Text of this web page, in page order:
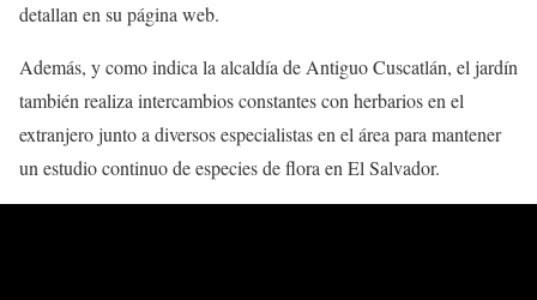
detallan en su página web.
Además, y como indica la alcaldía de Antiguo Cuscatlán, el jardín
también realiza intercambios constantes con herbarios en el
extranjero junto a diversos especialistas en el área para mantener
un estudio continuo de especies de flora en El Salvador.